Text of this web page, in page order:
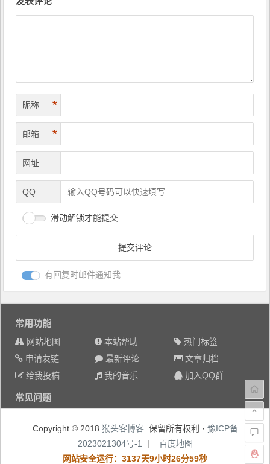
昵称 *
邮箱 *
网址
QQ
滑动解锁才能提交
有回复时邮件通知我
常用功能
网站地图 本站帮助
热门标签
申请友链
最新评论
文章归档
给我投稿
我的音乐 加入QQ群
常见问题
Copyright © 2018 猴头客博客保留所有权利 · 豫ICP备
2023021304号-1
|
百度地图
网站安全运行：3137天9小时27分0秒